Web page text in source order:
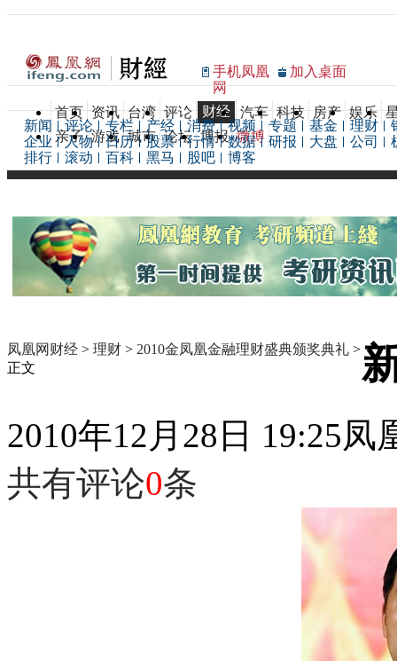
手机凤凰
网
加入桌面
首页 资讯 台湾 评论 财经 汽车 科技 房产 娱乐
亲子 游戏 城市 论坛 博报 微博
新闻 评论 专栏 产经 消费 视频 专题 基金 理财
企业
人物 日历 股票 行情 数据 研报 大盘 公司
排行
滚动 百科 黑马 股吧 博客
凤凰网财经 > 理财 > 2010金凤凰金融理财盛典颁奖典礼 >
正文
2010年12月28日 19:25凤
共有评论0条